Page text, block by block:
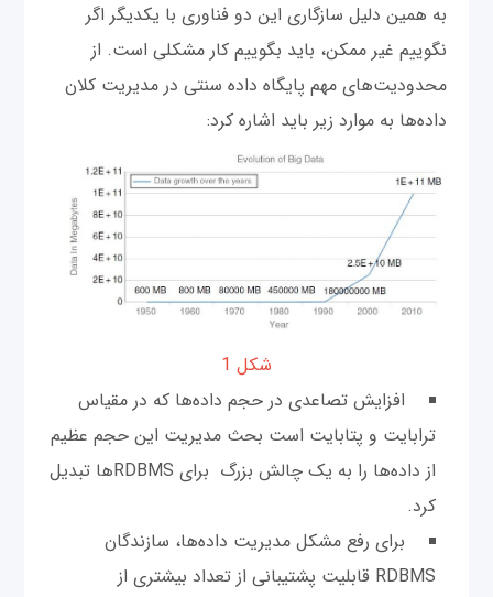
به همین دلیل سازگاری این دو فناوری با یکدیگر اگر
نگوییم غیر ممکن، باید بگوییم کار مشکلی است. از
محدودیت‌های مهم پایگاه داده سنتی در مدیریت کلان
داده‌ها به موارد زیر باید اشاره کرد:
شکل 1
افزایش تصاعدی در حجم داده‌ها که در مقیاس
ترابایت و پتابایت است بحث مدیریت این حجم عظیم
از داده‌ها را به یک چالش بزرگ برای RDBMS‌ها تبدیل
کرد.
برای رفع مشکل مدیریت داده‌ها، سازندگان
RDBMS قابلیت پشتیبانی از تعداد بیشتری از